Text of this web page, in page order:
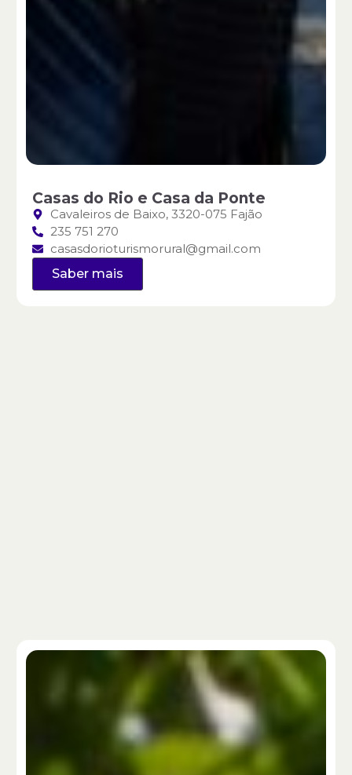
Casas do Rio e Casa da Ponte
Cavaleiros de Baixo, 3320-075 Fajão
235 751 270
casasdorioturismorural@gmail.com
Saber mais